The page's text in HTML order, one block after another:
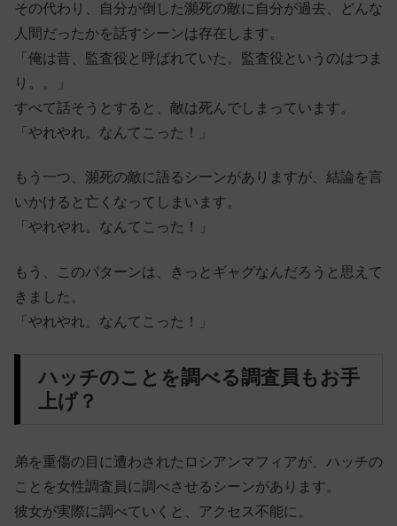
その代わり、自分が倒した瀕死の敵に自分が過去、どんな
人間だったかを話すシーンは存在します。
「俺は昔、監査役と呼ばれていた。監査役というのはつま
り。。」
すべて話そうとすると、敵は死んでしまっています。
「やれやれ。なんてこった！」
もう一つ、瀕死の敵に語るシーンがありますが、結論を言
いかけると亡くなってしまいます。
「やれやれ。なんてこった！」
もう、このパターンは、きっとギャグなんだろうと思えて
きました。
「やれやれ。なんてこった！」
ハッチのことを調べる調査員もお手
上げ？
弟を重傷の目に遭わされたロシアンマフィアが、ハッチの
ことを女性調査員に調べさせるシーンがあります。
彼女が実際に調べていくと、アクセス不能に。